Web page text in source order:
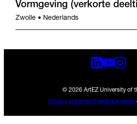
Vormgeving (verkorte
Zwolle • Nederlands
© 2026 ArtEZ University of
Privacy statementFeedback geven